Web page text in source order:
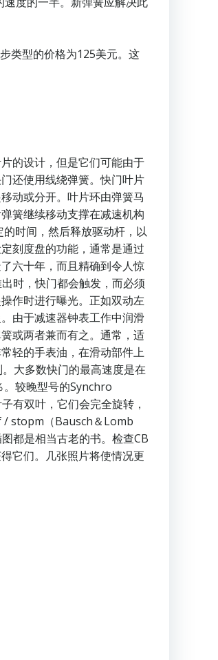
类型的价格为125美元。这
的设计，但是它们可能由于
还使用线绕弹簧。快门叶片
动或分开。叶片环由弹簧马
簧继续移动支撑在减速机构
时间，然后释放驱动杆，以
刻度盘的功能，通常是通过
六十年，而且精确到令人惊
时，快门都会触发，而必须
作时进行曝光。正如双动左
由于减速器钟表工作中润滑
或两者兼而有之。通常，适
轻的手表油，在滑动部件上
大多数快门的最高速度是在
较晚型号的Synchro
有双叶，它们会完全旋转，
/ stopm（Bausch＆Lomb
都是相当古老的书。检查CB
它们。几张照片将使情况更